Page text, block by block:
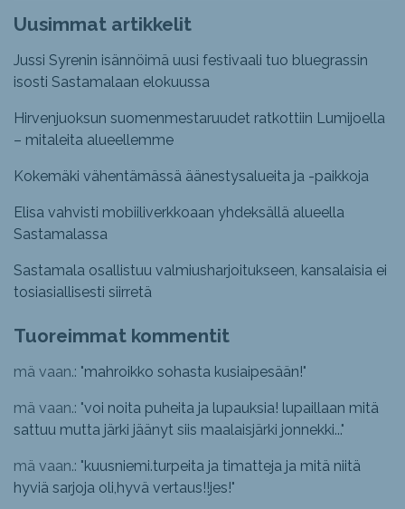
Uusimmat artikkelit
Jussi Syrenin isännöimä uusi festivaali tuo bluegrassin
isosti Sastamalaan elokuussa
Hirvenjuoksun suomenmestaruudet ratkottiin Lumijoella
– mitaleita alueellemme
Kokemäki vähentämässä äänestysalueita ja -paikkoja
Elisa vahvisti mobiiliverkkoaan yhdeksällä alueella
Sastamalassa
Sastamala osallistuu valmiusharjoitukseen, kansalaisia ei
tosiasiallisesti siirretä
Tuoreimmat kommentit
mä vaan.: "mahroikko sohasta kusiaipesään!"
mä vaan.: "voi noita puheita ja lupauksia! lupaillaan mitä
sattuu mutta järki jäänyt siis maalaisjärki jonnekki..."
mä vaan.: "kuusniemi.turpeita ja timatteja ja mitä niitä
hyviä sarjoja oli,hyvä vertaus!!jes!"